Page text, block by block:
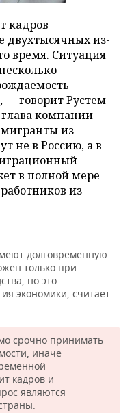
кадров
двухтысячных из-
время. Ситуация
— говорит Рустем
компании
из
не в Россию, а в
в полной мере
из
долговременную
только при
но это
экономики, считает
срочно принимать
иначе
кадров и
являются